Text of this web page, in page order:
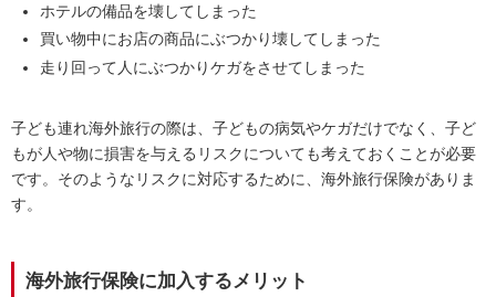
ホテルの備品を壊してしまった
買い物中にお店の商品にぶつかり壊してしまった
走り回って人にぶつかりケガをさせてしまった
子ども連れ海外旅行の際は、子どもの病気やケガだけでなく、子ど
もが人や物に損害を与えるリスクについても考えておくことが必要
です。そのようなリスクに対応するために、海外旅行保険がありま
す。
海外旅行保険に加入するメリット